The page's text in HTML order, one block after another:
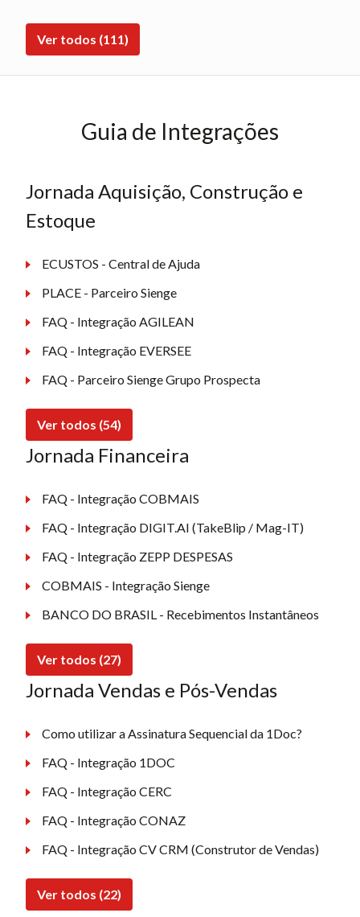
Ver todos (111)
Guia de Integrações
Jornada Aquisição, Construção e
Estoque
ECUSTOS - Central de Ajuda
PLACE - Parceiro Sienge
FAQ - Integração AGILEAN
FAQ - Integração EVERSEE
FAQ - Parceiro Sienge Grupo Prospecta
Ver todos (54)
Jornada Financeira
FAQ - Integração COBMAIS
FAQ - Integração DIGIT.AI (TakeBlip / Mag-IT)
FAQ - Integração ZEPP DESPESAS
COBMAIS - Integração Sienge
BANCO DO BRASIL - Recebimentos Instantâneos
Ver todos (27)
Jornada Vendas e Pós-Vendas
Como utilizar a Assinatura Sequencial da 1Doc?
FAQ - Integração 1DOC
FAQ - Integração CERC
FAQ - Integração CONAZ
FAQ - Integração CV CRM (Construtor de Vendas)
Ver todos (22)